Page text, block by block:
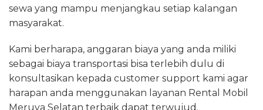
sewa yang mampu menjangkau setiap kalangan
masyarakat.
Kami berharapa, anggaran biaya yang anda miliki
sebagai biaya transportasi bisa terlebih dulu di
konsultasikan kepada customer support kami agar
harapan anda menggunakan layanan Rental Mobil
Meruya Selatan terbaik dapat terwujud.